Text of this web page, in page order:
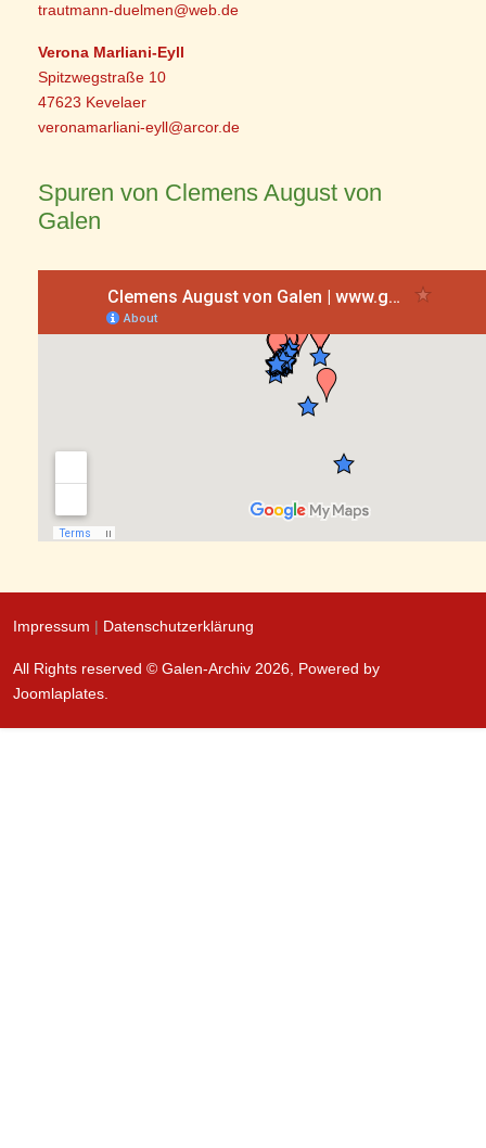
trautmann-duelmen@web.de
Verona Marliani-Eyll
Spitzwegstraße 10
47623 Kevelaer
veronamarliani-eyll@arcor.de
Spuren von Clemens August von
Galen
Impressum | Datenschutzerklärung
All Rights reserved © Galen-Archiv 2026, Powered by
Joomlaplates